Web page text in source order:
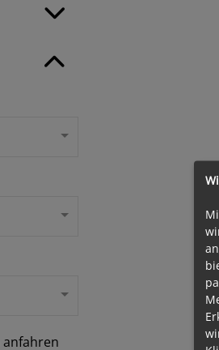
anfahren